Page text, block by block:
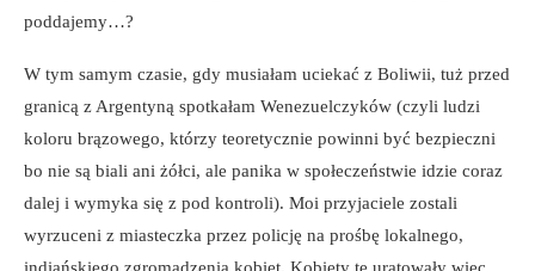
poddajemy…?
W tym samym czasie, gdy musiałam uciekać z Boliwii, tuż przed
granicą z Argentyną spotkałam Wenezuelczyków (czyli ludzi
koloru brązowego, którzy teoretycznie powinni być bezpieczni
bo nie są biali ani żółci, ale panika w społeczeństwie idzie coraz
dalej i wymyka się z pod kontroli). Moi przyjaciele zostali
wyrzuceni z miasteczka przez policję na prośbę lokalnego,
indiańskiego zgromadzenia kobiet. Kobiety te uratowały więc